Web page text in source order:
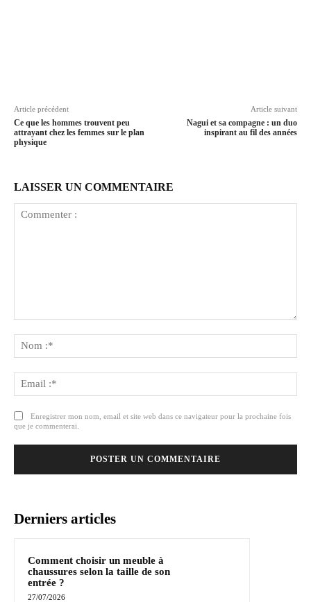
Article précédent
Ce que les hommes trouvent peu
attrayant chez les femmes sur le plan
physique
Article suivant
Nagui et sa compagne : un duo
inspirant au fil des années
LAISSER UN COMMENTAIRE
Commenter
:
Enregistrer mon nom, email et site web dans ce navigateur pour la prochaine fois
que je commenterai.
Derniers articles
Comment choisir un meuble à
chaussures selon la taille de son
entrée ?
27/07/2026